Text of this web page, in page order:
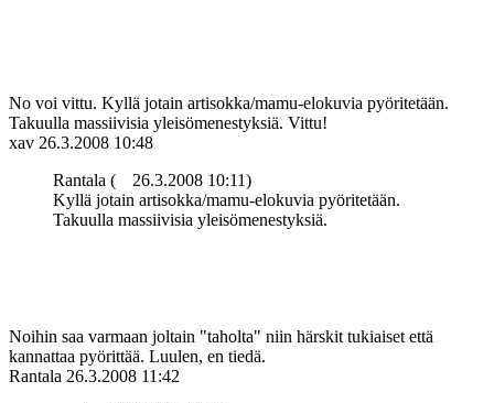
No voi vittu. Kyllä jotain artisokka/mamu-elokuvia pyöritetään.
Takuulla massiivisia yleisömenestyksiä. Vittu!
xav 26.3.2008 10:48
Rantala (
26.3.2008 10:11)
Kyllä jotain artisokka/mamu-elokuvia pyöritetään.
Takuulla massiivisia yleisömenestyksiä.
Noihin saa varmaan joltain "taholta" niin härskit tukiaiset että
kannattaa pyörittää. Luulen, en tiedä.
Rantala 26.3.2008 11:42